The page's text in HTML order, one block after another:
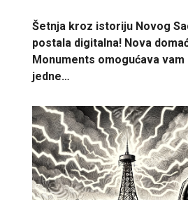
Šetnja kroz istoriju Novog
postala digitalna! Nova
Monuments omogućava vam
jedne…